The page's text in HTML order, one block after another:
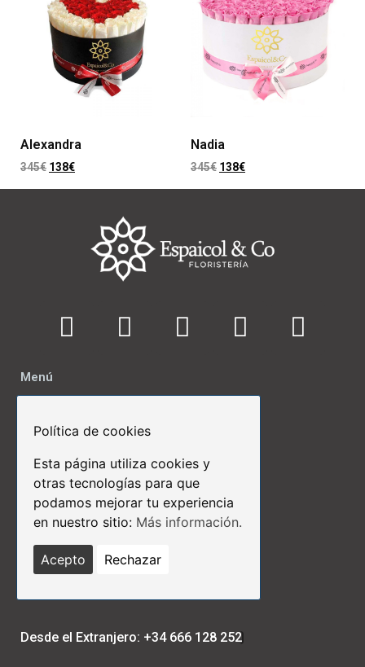
Alexandra
345€ 138€
Nadia
345€ 138€
Menú
Nosotros
Links de Interés
Términos y Condiciones
Políticas de Privacidad
Políticas de Cookies
Desde el Extranjero: +34 666 128 252
Política de cookies
Esta página utiliza cookies y
otras tecnologías para que
podamos mejorar tu experiencia
en nuestro sitio: Más información.
Acepto Rechazar